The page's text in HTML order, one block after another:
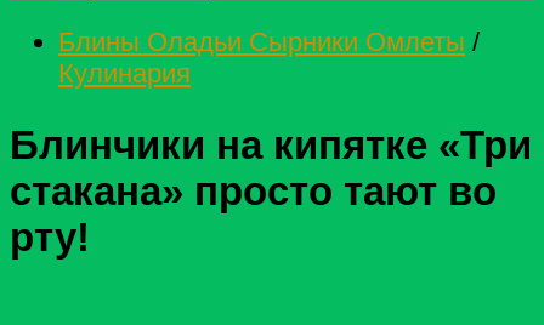
Блины Оладьи Сырники Омлеты /
Кулинария
Блинчики на кипятке «Три
стакана» просто тают во
рту!